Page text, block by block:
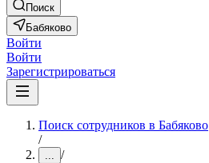
Поиск
Бабяково
Войти
Войти
Зарегистрироваться
Поиск сотрудников в Бабяково
/
... /